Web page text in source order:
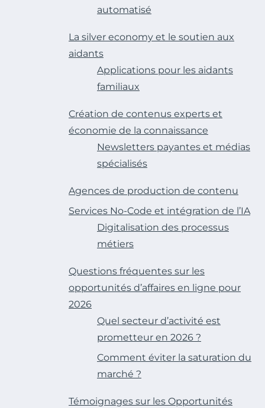
automatisé
La silver economy et le soutien aux
aidants
Applications pour les aidants
familiaux
Création de contenus experts et
économie de la connaissance
Newsletters payantes et médias
spécialisés
Agences de production de contenu
Services No-Code et intégration de l’IA
Digitalisation des processus
métiers
Questions fréquentes sur les
opportunités d’affaires en ligne pour
2026
Quel secteur d’activité est
prometteur en 2026 ?
Comment éviter la saturation du
marché ?
Témoignages sur les Opportunités